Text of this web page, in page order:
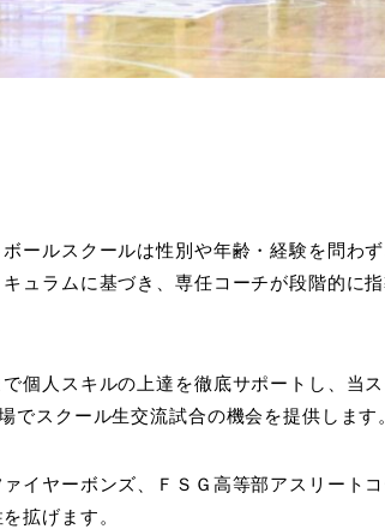
ールスクールは性別や年齢・経験を問わ
ュラムに基づき、専任コーチが段階的に指
個人スキルの上達を徹底サポートし、当
でスクール生交流試合の機会を提供します。
イヤーボンズ、ＦＳＧ高等部アスリート
拡げます。